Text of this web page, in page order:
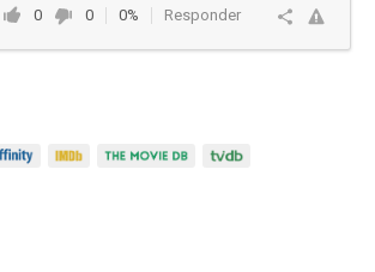
0 0 0% Responder